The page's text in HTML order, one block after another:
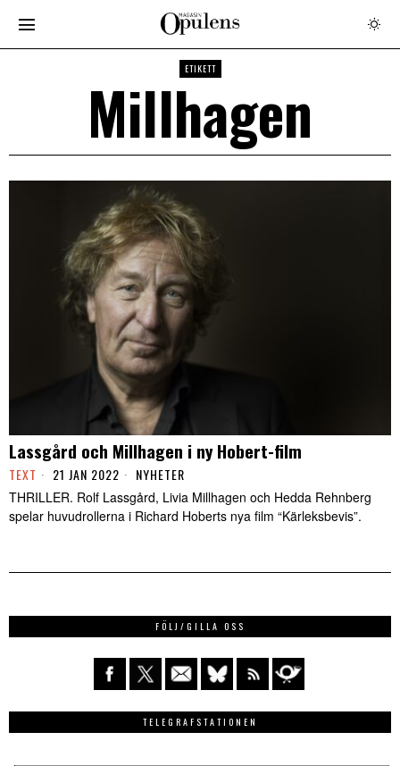
ETIKETT
Millhagen
Lassgård och Millhagen i ny Hobert-film
TEXT 21 JAN 2022 NYHETER
THRILLER. Rolf Lassgård, Livia Millhagen och Hedda Rehnberg
spelar huvudrollerna i Richard Hoberts nya film “Kärleksbevis”.
FÖLJ/GILLA OSS
TELEGRAFSTATIONEN